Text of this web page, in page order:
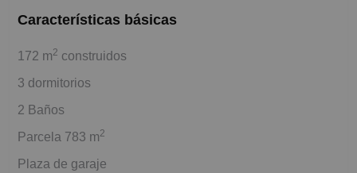
Características básicas
172 m2 construidos
3 dormitorios
2 Baños
Parcela 783 m2
Plaza de garaje